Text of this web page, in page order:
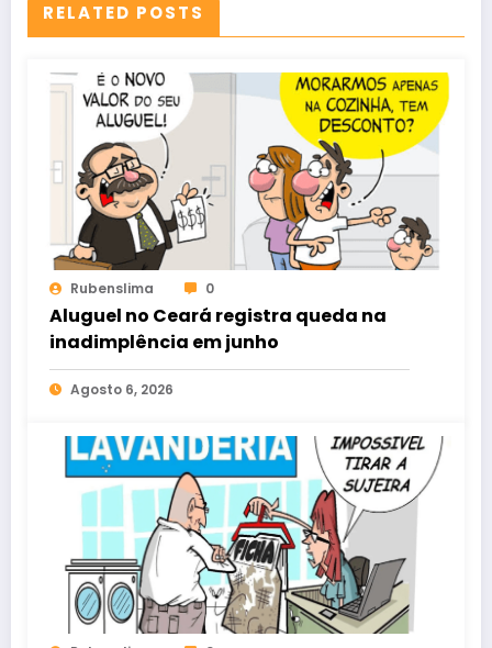
RELATED POSTS
Rubenslima 0
Aluguel no Ceará registra queda na
inadimplência em junho
Agosto 6, 2026